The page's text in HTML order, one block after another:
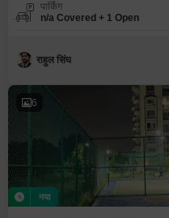
पार्किंग
n/a Covered + 1 Open
राहुल सिंघ
6
नया